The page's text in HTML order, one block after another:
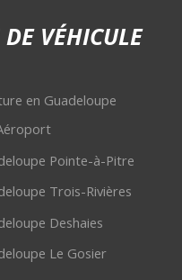
VÉHICULE
en Guadeloupe
Pointe-à-Pitre
Trois-Rivières
Deshaies
Le Gosier